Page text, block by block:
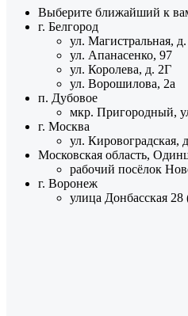
Выберите ближайший к
г. Белгород
ул. Магистральная,
ул. Апанасенко, 97
ул. Королева, д. 2Г
ул. Ворошилова, 2а
п. Дубовое
мкр. Пригородный,
г. Москва
ул.
Московская область,
рабочий посёлок
г. Воронеж
улица Донбасская